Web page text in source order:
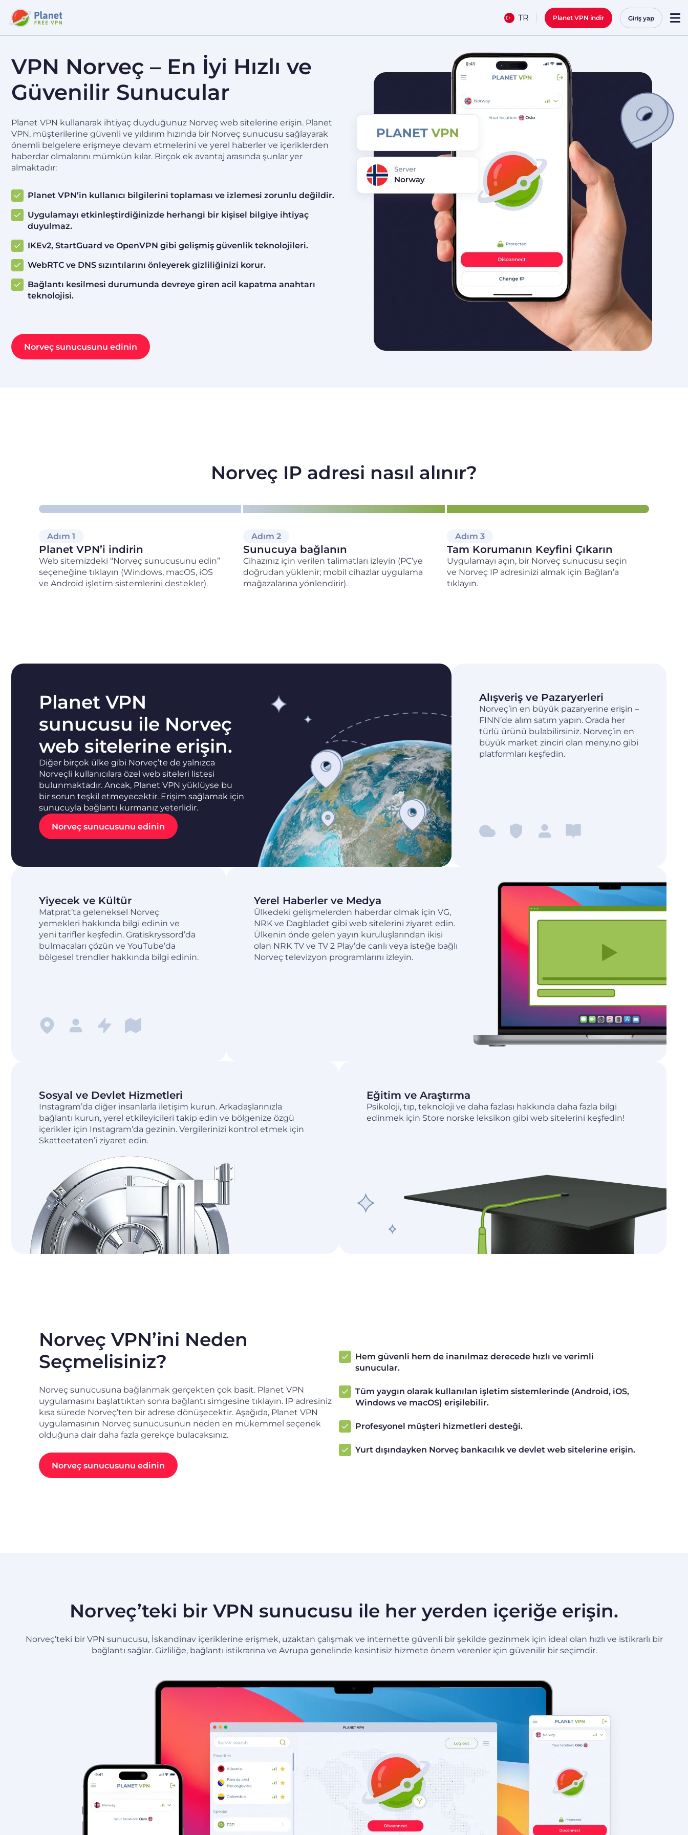
TR Planet VPN indir Giriş yap
VPN Norveç – En İyi Hızlı ve
Güvenilir Sunucular
Planet VPN kullanarak ihtiyaç duyduğunuz Norveç web sitelerine erişin. Planet
VPN, müşterilerine güvenli ve yıldırım hızında bir Norveç sunucusu sağlayarak
önemli belgelere erişmeye devam etmelerini ve yerel haberler ve içeriklerden
haberdar olmalarını mümkün kılar. Birçok ek avantaj arasında şunlar yer
almaktadır:
Planet VPN’in kullanıcı bilgilerini toplaması ve izlemesi zorunlu değildir.
Uygulamayı etkinleştirdiğinizde herhangi bir kişisel bilgiye ihtiyaç
duyulmaz.
IKEv2, StartGuard ve OpenVPN gibi gelişmiş güvenlik teknolojileri.
WebRTC ve DNS sızıntılarını önleyerek gizliliğinizi korur.
Bağlantı kesilmesi durumunda devreye giren acil kapatma anahtarı
teknolojisi.
Norveç sunucusunu edinin
Norveç IP adresi nasıl alınır?
Adım 1
Planet VPN’i indirin
Web sitemizdeki “Norveç sunucusunu edin”
seçeneğine tıklayın (Windows, macOS, iOS
ve Android işletim sistemlerini destekler).
Adım 2
Sunucuya bağlanın
Cihazınız için verilen talimatları izleyin (PC’ye
doğrudan yüklenir; mobil cihazlar uygulama
mağazalarına yönlendirir).
Adım 3
Tam Korumanın Keyfini Çıkarın
Uygulamayı açın, bir Norveç sunucusu seçin
ve Norveç IP adresinizi almak için Bağlan’a
tıklayın.
Planet VPN
sunucusu ile Norveç
web sitelerine erişin.
Diğer birçok ülke gibi Norveç’te de yalnızca
Norveçli kullanıcılara özel web siteleri listesi
bulunmaktadır. Ancak, Planet VPN yüklüyse bu
bir sorun teşkil etmeyecektir. Erişim sağlamak için
sunucuyla bağlantı kurmanız yeterlidir.
Norveç sunucusunu edinin
Alışveriş ve Pazaryerleri
Norveç’in en büyük pazaryerine erişin –
FINN’de alım satım yapın. Orada her
türlü ürünü bulabilirsiniz. Norveç’in en
büyük market zinciri olan meny.no gibi
platformları keşfedin.
Yiyecek ve Kültür
Matprat’ta geleneksel Norveç
yemekleri hakkında bilgi edinin ve
yeni tarifler keşfedin. Gratiskryssord’da
bulmacaları çözün ve YouTube’da
bölgesel trendler hakkında bilgi edinin.
Yerel Haberler ve Medya
Ülkedeki gelişmelerden haberdar olmak için VG,
NRK ve Dagbladet gibi web sitelerini ziyaret edin.
Ülkenin önde gelen yayın kuruluşlarından ikisi
olan NRK TV ve TV 2 Play’de canlı veya isteğe bağlı
Norveç televizyon programlarını izleyin.
Sosyal ve Devlet Hizmetleri
Instagram’da diğer insanlarla iletişim kurun. Arkadaşlarınızla
bağlantı kurun, yerel etkileyicileri takip edin ve bölgenize özgü
içerikler için Instagram’da gezinin. Vergilerinizi kontrol etmek için
Skatteetaten’i ziyaret edin.
Eğitim ve Araştırma
Psikoloji, tıp, teknoloji ve daha fazlası hakkında daha fazla bilgi
edinmek için Store norske leksikon gibi web sitelerini keşfedin!
Norveç VPN’ini Neden
Seçmelisiniz?
Norveç sunucusuna bağlanmak gerçekten çok basit. Planet VPN
uygulamasını başlattıktan sonra bağlantı simgesine tıklayın. IP adresiniz
kısa sürede Norveç’ten bir adrese dönüşecektir. Aşağıda, Planet VPN
uygulamasının Norveç sunucusunun neden en mükemmel seçenek
olduğuna dair daha fazla gerekçe bulacaksınız.
Norveç sunucusunu edinin
Hem güvenli hem de inanılmaz derecede hızlı ve verimli
sunucular.
Tüm yaygın olarak kullanılan işletim sistemlerinde (Android, iOS,
Windows ve macOS) erişilebilir.
Profesyonel müşteri hizmetleri desteği.
Yurt dışındayken Norveç bankacılık ve devlet web sitelerine erişin.
Norveç’teki bir VPN sunucusu ile her yerden içeriğe erişin.
Norveç’teki bir VPN sunucusu, İskandinav içeriklerine erişmek, uzaktan çalışmak ve internette güvenli bir şekilde gezinmek için ideal olan hızlı ve istikrarlı bir
bağlantı sağlar. Gizliliğe, bağlantı istikrarına ve Avrupa genelinde kesintisiz hizmete önem verenler için güvenilir bir seçimdir.